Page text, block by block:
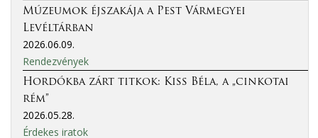
Múzeumok éjszakája a Pest Vármegyei
Levéltárban
2026.06.09.
Rendezvények
Hordókba zárt titkok: Kiss Béla, a „cinkotai
rém”
2026.05.28.
Érdekes iratok